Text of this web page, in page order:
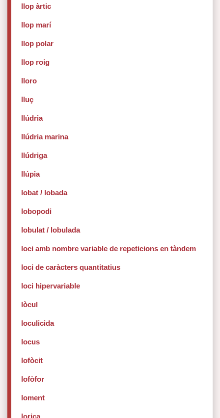
llop àrtic
llop marí
llop polar
llop roig
lloro
lluç
llúdria
llúdria marina
llúdriga
llúpia
lobat / lobada
lobopodi
lobulat / lobulada
loci amb nombre variable de repeticions en tàndem
loci de caràcters quantitatius
loci hipervariable
lòcul
loculicida
locus
lofòcit
lofòfor
loment
lorica